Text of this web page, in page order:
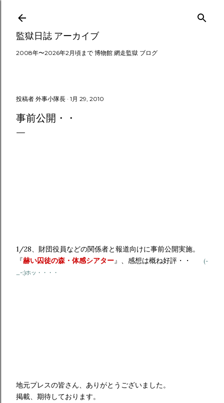
スキップしてメイン コンテンツに移動
監獄日誌 アーカイブ
2008年〜2026年2月頃まで 博物館 網走監獄 ブログ
投稿者 外事小隊長 1月 29, 2010
事前公開・・
1/28、財団役員などの関係者と報道向けに事前公開実施。
『赫い囚徒の森・体感シアター』、感想は概ね好評・・
(-
_-;)ホッ・・・・
地元プレスの皆さん、ありがとうございました。
掲載、期待しております。